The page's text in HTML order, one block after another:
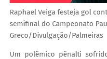
Raphael Veiga festeja gol
semifinal do Campeonato
Greco/Divulgação/Palmeiras
Um polêmico pênalti